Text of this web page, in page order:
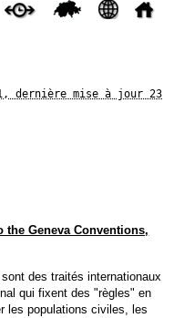
dernière mise à jour 23
the Geneva Conventions,
des traités internationaux
qui fixent des "règles" en
les populations civiles, les